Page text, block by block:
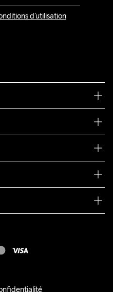
d’utilisation